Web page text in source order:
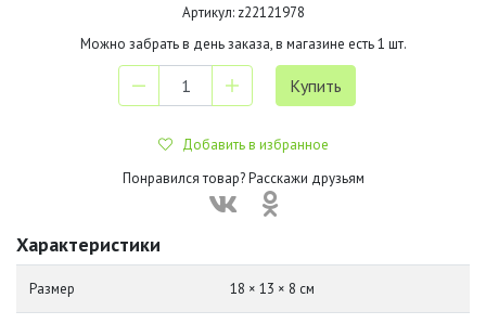
Артикул: z22121978
Можно забрать в день заказа, в магазине есть1 шт.
Добавить в избранное
Понравился товар? Расскажи друзьям
Характеристики
Размер 18 × 13 × 8 см